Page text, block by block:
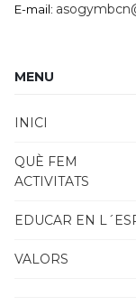
E-mail:
MENU
INICI
QUÈ FEM
ACTIVITATS
EDUCAR EN
VALORS